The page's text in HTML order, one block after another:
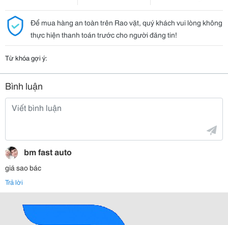
Để mua hàng an toàn trên Rao vặt, quý khách vui lòng không
thực hiện thanh toán trước cho người đăng tin!
Từ khóa gợi ý:
Bình luận
bm fast auto
giá sao bác
Trả lời